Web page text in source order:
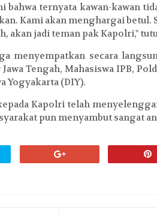
bahwa ternyata kawan-kawan
Kami akan menghargai
akan jadi teman pak Kapolri,"
menyempatkan secara
Tengah, Mahasiswa IPB,
Yogyakarta (DIY).
Kapolri telah
pun menyambut sangat